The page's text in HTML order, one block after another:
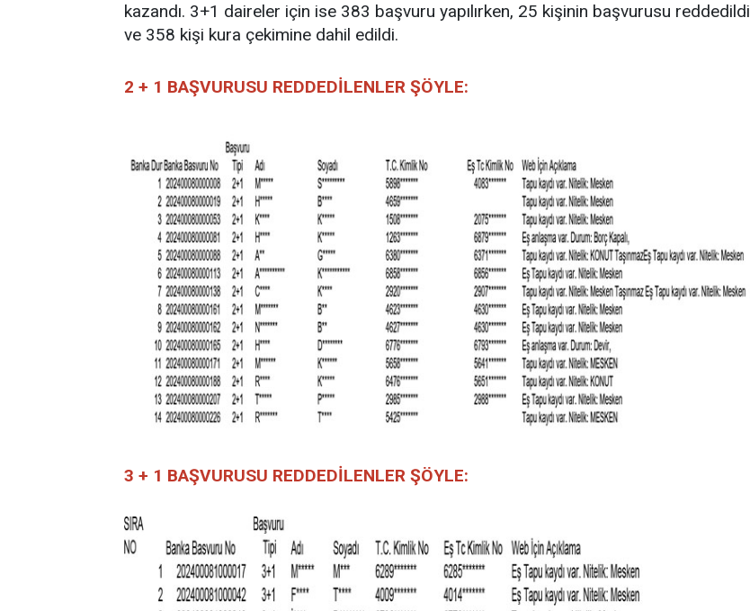
kazandı. 3+1 daireler için ise 383 başvuru yapılırken, 25 kişinin başvurusu reddedildi
ve 358 kişi kura çekimine dahil edildi.
2 + 1 BAŞVURUSU REDDEDİLENLER ŞÖYLE:
3 + 1 BAŞVURUSU REDDEDİLENLER ŞÖYLE: